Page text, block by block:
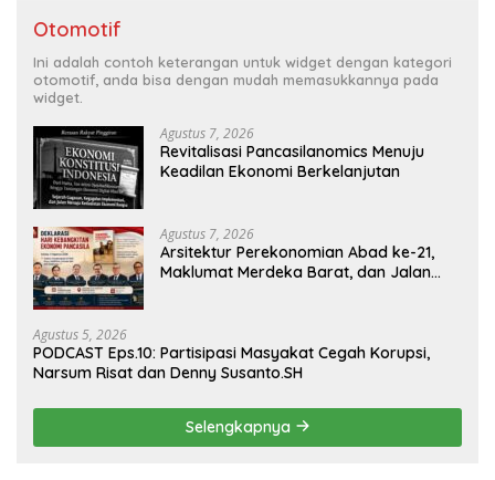
Otomotif
Ini adalah contoh keterangan untuk widget dengan kategori
otomotif, anda bisa dengan mudah memasukkannya pada
widget.
Agustus 7, 2026
Revitalisasi Pancasilanomics Menuju
Keadilan Ekonomi Berkelanjutan
Agustus 7, 2026
Arsitektur Perekonomian Abad ke-21,
Maklumat Merdeka Barat, dan Jalan
Agustus 5, 2026
PODCAST Eps.10: Partisipasi Masyakat Cegah Korupsi,
Narsum Risat dan Denny Susanto.SH
Selengkapnya